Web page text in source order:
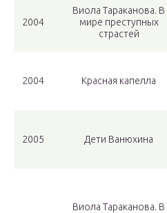
2004
Виола Тараканова. В
мире преступных
страстей
2004 Красная капелла
2005 Дети Ванюхина
Виола Тараканова. В